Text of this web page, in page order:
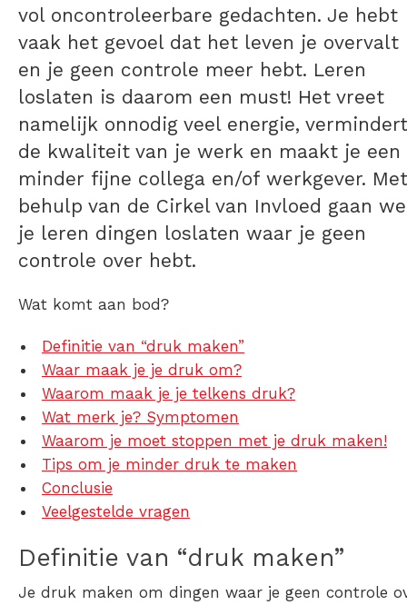
vol oncontroleerbare gedachten. Je hebt
vaak het gevoel dat het leven je overvalt
en je geen controle meer hebt. Leren
loslaten is daarom een must! Het vreet
namelijk onnodig veel energie, vermindert
de kwaliteit van je werk en maakt je een
minder fijne collega en/of werkgever. Met
behulp van de Cirkel van Invloed gaan we
je leren dingen loslaten waar je geen
controle over hebt.
Wat komt aan bod?
Definitie van “druk maken”
Waar maak je je druk om?
Waarom maak je je telkens druk?
Wat merk je? Symptomen
Waarom je moet stoppen met je druk maken!
Tips om je minder druk te maken
Conclusie
Veelgestelde vragen
Definitie van “druk maken”
Je druk maken om dingen waar je geen controle